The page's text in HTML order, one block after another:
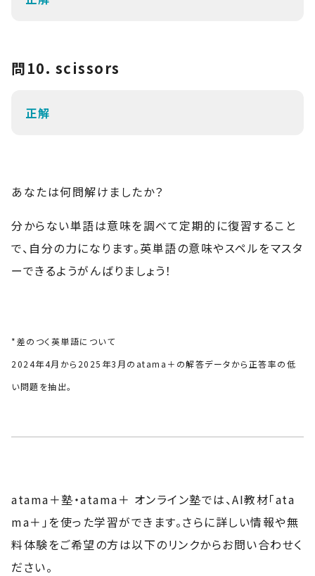
問10. scissors
正解
あなたは何問解けましたか？
分からない単語は意味を調べて定期的に復習すること
で、自分の力になります。英単語の意味やスペルをマスタ
ーできるようがんばりましょう！
*差のつく英単語について
2024年4月から2025年3月のatama＋の解答データから正答率の低
い問題を抽出。
atama＋塾・atama＋ オンライン塾では、AI教材「ata
ma＋」を使った学習ができます。さらに詳しい情報や無
料体験をご希望の方は以下のリンクからお問い合わせく
ださい。